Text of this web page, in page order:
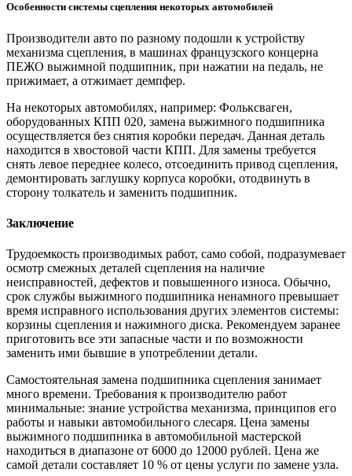
Особенности системы сцепления некоторых автомобилей
Производители авто по разному подошли к устройству
механизма сцепления, в машинах французского концерна
ПЕЖО выжимной подшипник, при нажатии на педаль, не
прижимает, а отжимает демпфер.
На некоторых автомобилях, например: Фольксваген,
оборудованных КПП 020, замена выжимного подшипника
осуществляется без снятия коробки передач. Данная деталь
находится в хвостовой части КПП. Для замены требуется
снять левое переднее колесо, отсоединить привод сцепления,
демонтировать заглушку корпуса коробки, отодвинуть в
сторону толкатель и заменить подшипник.
Заключение
Трудоемкость производимых работ, само собой, подразумевает
осмотр смежных деталей сцепления на наличие
неисправностей, дефектов и повышенного износа. Обычно,
срок службы выжимного подшипника ненамного превышает
время исправного использования других элементов системы:
корзины сцепления и нажимного диска. Рекомендуем заранее
приготовить все эти запасные части и по возможности
заменить ими бывшие в употреблении детали.
Самостоятельная замена подшипника сцепления занимает
много времени. Требования к производителю работ
минимальные: знание устройства механизма, принципов его
работы и навыки автомобильного слесаря. Цена замены
выжимного подшипника в автомобильной мастерской
находиться в диапазоне от 6000 до 12000 рублей. Цена же
самой детали составляет 10 % от цены услуги по замене узла.